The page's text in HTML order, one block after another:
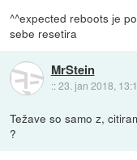
^^expected reboots je
sebe resetira
MrStein
::23. jan 2018,
Težave so samo z,
?